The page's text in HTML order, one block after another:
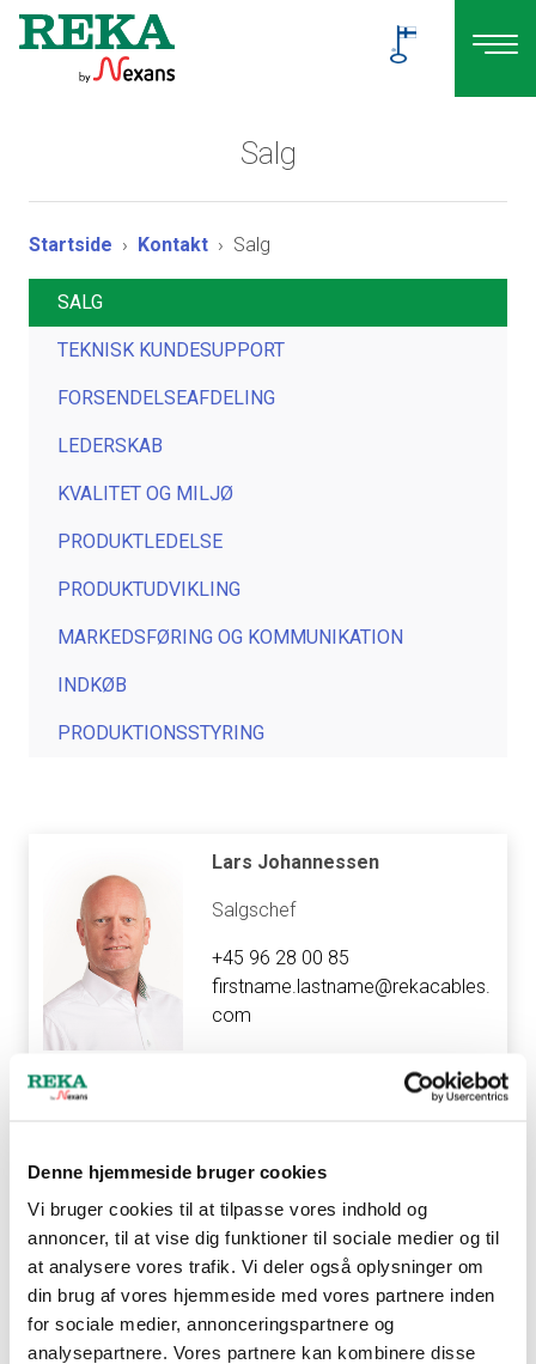
Denne hjemmeside bruger cookies
Vi bruger cookies til at tilpasse vores indhold og
annoncer, til at vise dig funktioner til sociale medier og til
at analysere vores trafik. Vi deler også oplysninger om
din brug af vores hjemmeside med vores partnere inden
for sociale medier, annonceringspartnere og
analysepartnere. Vores partnere kan kombinere disse
Salg
Startside Kontakt Salg
SALG
TEKNISK KUNDESUPPORT
FORSENDELSEAFDELING
LEDERSKAB
KVALITET OG MILJØ
PRODUKTLEDELSE
PRODUKTUDVIKLING
MARKEDSFØRING OG KOMMUNIKATION
INDKØB
PRODUKTIONSSTYRING
Lars Johannessen
Salgschef
+45 96 28 00 85
firstname.lastname@rekacables.
com
Sales Assistant
+358 44 494 5367
firstname.lastname@nexans.co
m